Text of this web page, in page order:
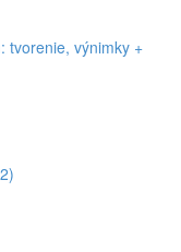
tvorenie, výnimky +